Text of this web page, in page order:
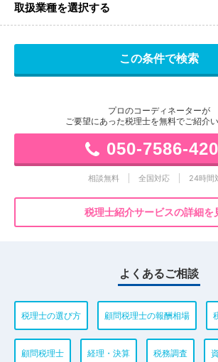
取扱業種を選択する
プロのコーディネーターが
ご要望にあった税理士を無料でご紹介
050-7586-
相談無料 全国対応 24時間
税理士紹介サービスの詳細を
よくあるご相談
税理士の選び方 顧問税理士の報酬相場
顧問税理士 経理・決算 税務調査